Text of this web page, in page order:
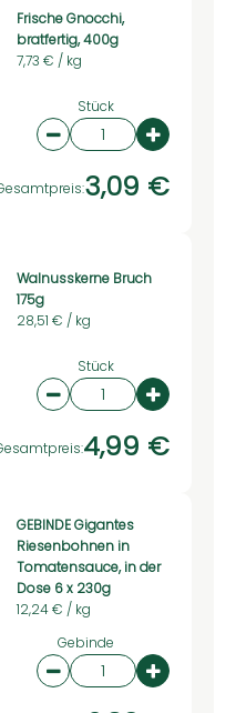
Frische Gnocchi,
bratfertig, 400g
7,73 € / kg
Stück
Artikelanzahl
3,09 €
Walnusskerne Bruch
175g
28,51 € / kg
Stück
Artikelanzahl
4,99 €
GEBINDE Gigantes
Riesenbohnen in
Tomatensauce, in der
Dose 6 x 230g
12,24 € / kg
Gebinde
Artikelanzahl